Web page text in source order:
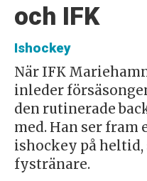
och IFK
Ishockey
När IFK
inleder
den rutinerade
med. Han ser fram
ishockey på heltid,
fystränare.